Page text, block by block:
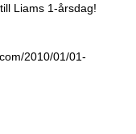
Liams 1-årsdag!
2010/01/01-